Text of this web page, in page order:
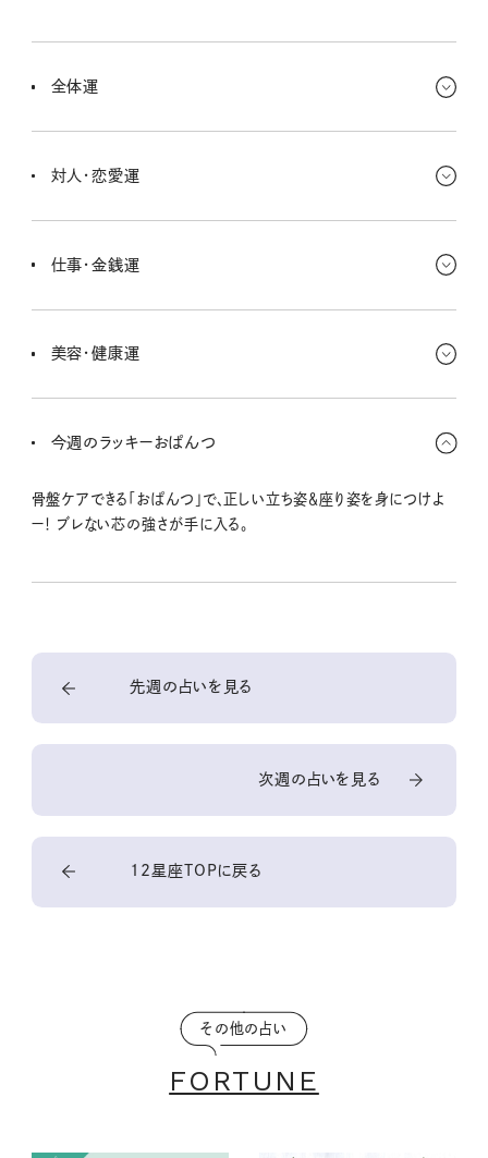
全体運
個性が際立つような動きをしちゃお〜。まわりにも合わせながら柔軟
対人・恋愛運
ごせそう。仕事始めのシミュレーションをしておくと、より一層うまく
仕事・金銭運
思いもよらない嬉しいプレゼントがもらえるかも!?
美容・健康運
りたくなっても、心にゆとりを持つんだよ〜。
今週のラッキーおぱんつ
骨盤ケアできる「おぱんつ」で、正しい立ち姿＆座り姿を身につけよ
ー！ ブレない芯の強さが手に入る。
先週の占いを見る
次週の占いを見る
12星座TOPに戻る
その他の占い
FORTUNE